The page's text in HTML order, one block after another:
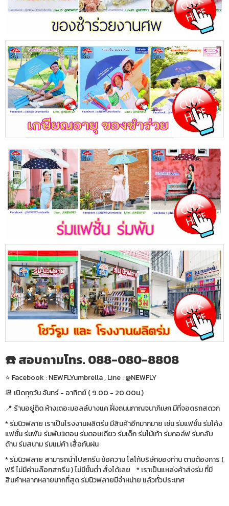
☎️ สอบถามโทร. 088-080-8808
⭐️ Facebook : NEWFLYumbrella , Line : @NEWFLY
📆 เปิดทุกวัน จันทร์ - อาทิตย์ ( 9.00 - 20.00น.)
📍 ร้านอยู่ติด ห้างเดอะมอลล์บางแค ฝั่งถนนกาญจนาภิเษก มีที่จอดรถสดวก
* ร่มนิวฟลาย เราเป็นโรงงานผลิตร่ม มีสินค้าอีกมากมาย เช่น ร่มแฟชั่น ร่มโค้ง
แฟชั่น ร่มพับ ร่มพับ3ตอน ร่มตอนเดียว ร่มเด็ก ร่มไม้เท้า ร่มกอล์ฟ ร่มกลับ
ด้าน ร่มสนาม ร่มแม่ค้า เสื้อกันฝน
* ร่มนิวฟลาย สามารถนำไปสกรีน ข้อความ โลโก้บริษัทของท่าน ตามต้องการ (
ฟรี ไม่มีค่าบล๊อกสกรีน ) ไม่มีขั้นต่ำ สั่งได้เลย * เราเป็นแหล่งค้าส่งร่ม ที่มี
สินค้าหลากหลายมากที่สุด ร่มนิวฟลายมีจำหน่าย แล้วทั่วประเทศ